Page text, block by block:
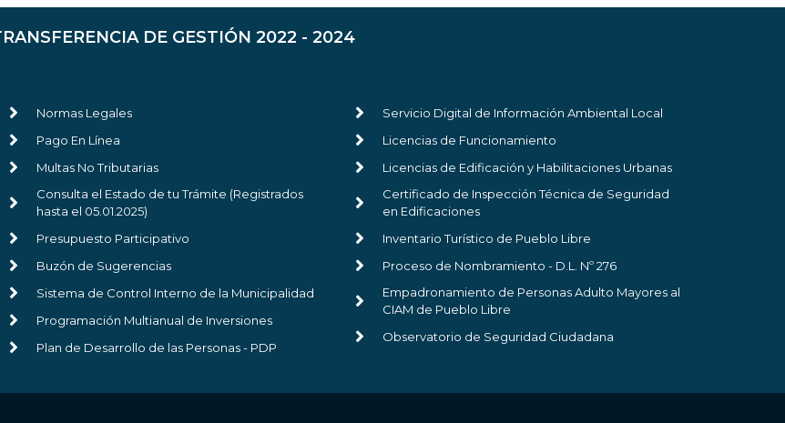
DE GESTIÓN 2022 - 2024
Normas Legales
Pago En Línea
Multas No Tributarias
Consulta el Estado de tu Trámite (Registrados
hasta el 05.01.2025)
Presupuesto Participativo
Buzón de Sugerencias
Sistema de Control Interno de la Municipalidad
Programación Multianual de Inversiones
Plan de Desarrollo de las Personas - PDP
Servicio Digital de Información Ambiental Local
Licencias de Funcionamiento
Licencias de Edificación y Habilitaciones Urbanas
Certificado de Inspección Técnica de Seguridad
en Edificaciones
Inventario Turístico de Pueblo Libre
Proceso de Nombramiento - D.L. Nº 276
Empadronamiento de Personas Adulto Mayores al
CIAM de Pueblo Libre
Observatorio de Seguridad Ciudadana